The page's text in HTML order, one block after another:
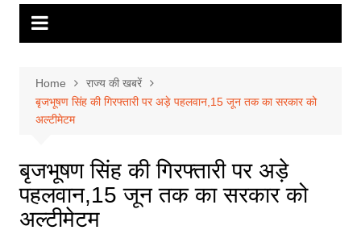
Home
राज्य की खबरें
बृजभूषण सिंह की गिरफ्तारी पर अड़े पहलवान,15 जून तक का सरकार को
अल्टीमेटम
बृजभूषण सिंह की गिरफ्तारी पर अड़े
पहलवान,15 जून तक का सरकार को
अल्टीमेटम